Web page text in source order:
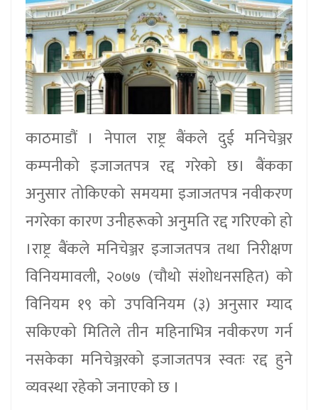
काठमाडौं । नेपाल राष्ट्र बैंकले दुई मनिचेञ्जर
कम्पनीको इजाजतपत्र रद्द गरेको छ। बैंकका
अनुसार तोकिएको समयमा इजाजतपत्र नवीकरण
नगरेका कारण उनीहरूको अनुमति रद्द गरिएको हो
।राष्ट्र बैंकले मनिचेञ्जर इजाजतपत्र तथा निरीक्षण
विनियमावली, २०७७ (चौथो संशोधनसहित) को
विनियम १९ को उपविनियम (३) अनुसार म्याद
सकिएको मितिले तीन महिनाभित्र नवीकरण गर्न
नसकेका मनिचेञ्जरको इजाजतपत्र स्वतः रद्द हुने
व्यवस्था रहेको जनाएको छ ।